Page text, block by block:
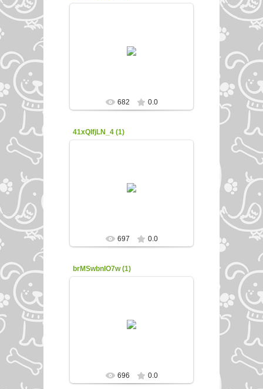
682 0.0
41xQIfjLN_4 (1)
697 0.0
brMSwbnIO7w (1)
696 0.0